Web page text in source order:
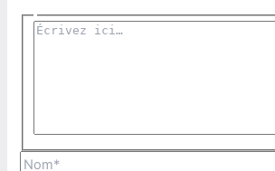
Écrivez
Nom*